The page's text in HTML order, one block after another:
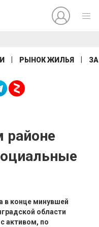
РЫНОК ЖИЛЬЯ
районе
в конце минувшей
области
активом, по